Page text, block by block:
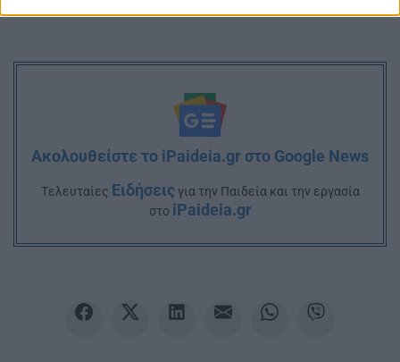
Ακολουθείστε το iPaideia.gr στο Google News
Tελευταίες Ειδήσειςγια την Παιδεία και την εργασία
στο iPaideia.gr